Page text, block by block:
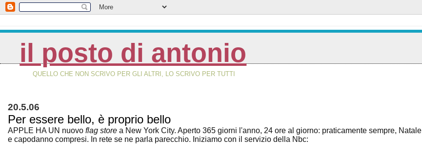
il posto di antonio
QUELLO CHE NON SCRIVO PER GLI ALTRI, LO SCRIVO PER TUTTI
20.5.06
Per essere bello, è proprio bello
APPLE HA UN nuovo flag store a New York City. Aperto 365 giorni l'anno, 24 ore al giorno: praticamente sempre, Natale
e capodanno compresi. In rete se ne parla parecchio. Iniziamo con il servizio della Nbc: